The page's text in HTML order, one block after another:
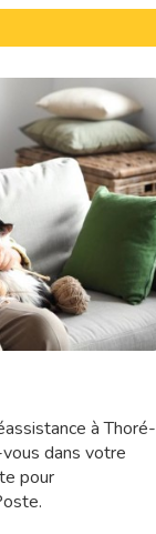
à Thoré-
dans votre
pour